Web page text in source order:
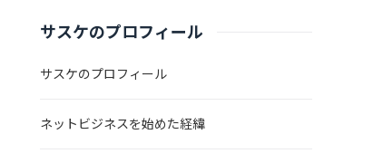
サスケのプロフィール
サスケのプロフィール
ネットビジネスを始めた経緯